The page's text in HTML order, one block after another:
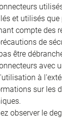
et utilisés
compte des
de
être
avec
à
sur les
observer le